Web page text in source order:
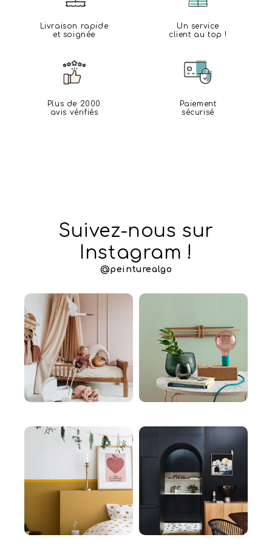
Livraison rapide
et soignée
Un service
client au top !
Plus de 2000
avis vérifiés
Paiement
sécurisé
Suivez-nous sur
Instagram !
@peinturealgo